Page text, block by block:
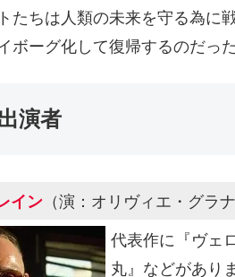
たちは人類の未来を守る為に
ボーグ化して復帰するのだった
演者
イン （演：オリヴィエ・グラナ
代表作に『ヴェ
丸』などがあり